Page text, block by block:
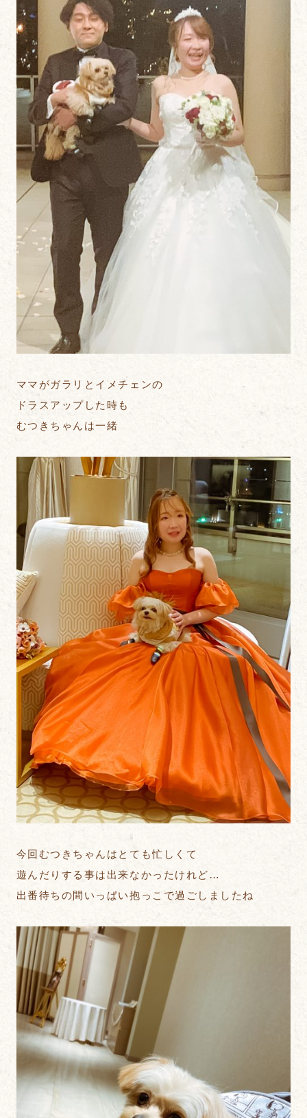
ママがガラリとイメチェンの
ドラスアップした時も
むつきちゃんは一緒
今回むつきちゃんはとても忙しくて
遊んだりする事は出来なかったけれど…
出番待ちの間いっぱい抱っこで過ごしましたね